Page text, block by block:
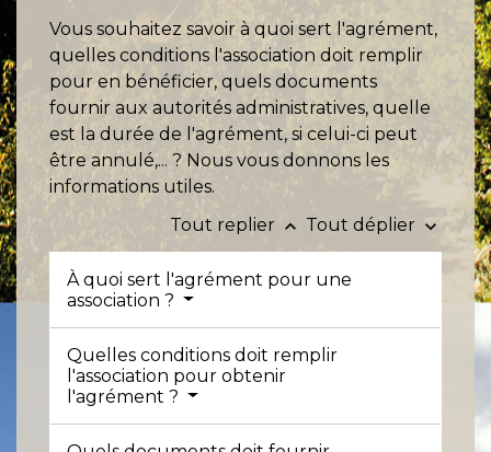
Vous souhaitez savoir à quoi sert l'agrément,
quelles conditions l'association doit remplir
pour en bénéficier, quels documents
fournir aux autorités administratives, quelle
est la durée de l'agrément, si celui-ci peut
être annulé,... ? Nous vous donnons les
informations utiles.
Tout replier keyboard_arrow_up Tout déplier keyboard_arrow_down
À quoi sert l'agrément pour une
association ?
Quelles conditions doit remplir
l'association pour obtenir
l'agrément ?